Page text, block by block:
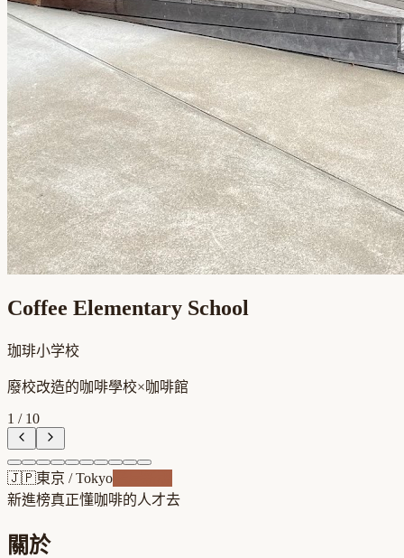
Coffee Elementary School
珈琲小学校
廢校改造的咖啡學校×咖啡館
1 / 10
🇯🇵東京 /Tokyo
新進榜真正懂咖啡的人才去
關於